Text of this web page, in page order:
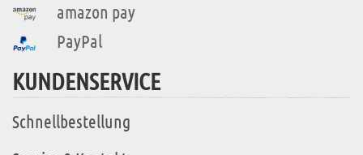
amazon pay
PayPal
KUNDENSERVICE
Schnellbestellung